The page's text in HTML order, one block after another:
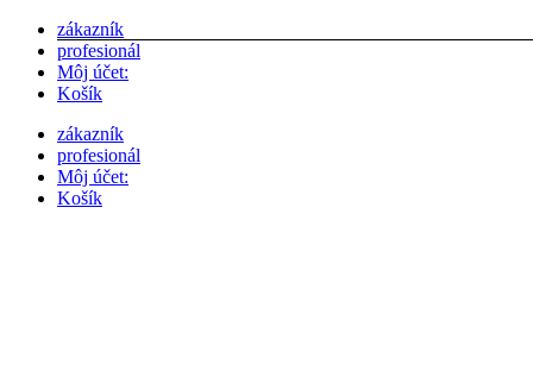
Skip
content
zákazník
profesionál
Môj účet:
Košík
zákazník
profesionál
Môj účet:
Košík